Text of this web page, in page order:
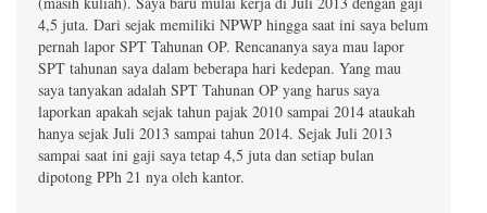
4,5 juta. Dari sejak memiliki NPWP hingga saat ini saya belum
pernah lapor SPT Tahunan OP. Rencananya saya mau lapor
SPT tahunan saya dalam beberapa hari kedepan. Yang mau
saya tanyakan adalah SPT Tahunan OP yang harus saya
laporkan apakah sejak tahun pajak 2010 sampai 2014 ataukah
hanya sejak Juli 2013 sampai tahun 2014. Sejak Juli 2013
sampai saat ini gaji saya tetap 4,5 juta dan setiap bulan
dipotong PPh 21 nya oleh kantor.